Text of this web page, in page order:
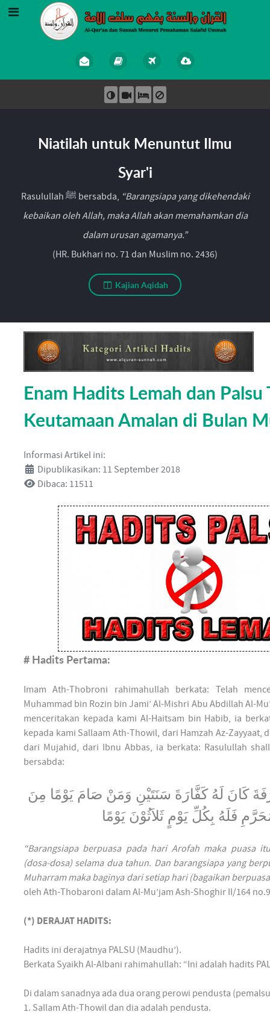
Niatilah untuk Menuntut Ilmu
Syar'i
Rasulullah ﷺ bersabda, “Barangsiapa yang dikehendaki
kebaikan oleh Allah, maka Allah akan memahamkan dia
dalam urusan agamanya.”
(HR. Bukhari no. 71 dan Muslim no. 2436)
Kajian Aqidah
Enam Hadits Lemah dan Palsu
Keutamaan Amalan di Bulan
Informasi Artikel ini:
Dipublikasikan: 11 September 2018
Dibaca: 11511
# Hadits Pertama:
Imam Ath-Thobroni rahimahullah berkata: Telah
Muhammad bin Rozin bin Jami’ Al-Mishri Abu Abdillah Al-
menceritakan kepada kami Al-Haitsam bin Habib, ia
kepada kami Sallaam Ath-Thowil, dari Hamzah Az-Zayyaat,
dari Mujahid, dari Ibnu Abbas, ia berkata: Rasulullah
bersabda:
كَانَ لَهُ كَفَّارَةَ سَنَتَيْنِ وَمَنْ صَامَ يَوْمًا مِنَ
فَلَهُ بِكُلِّ يَوْمٍ ثَلاَثُوْنَ يَوْمًا
“Barangsiapa berpuasa pada hari Arofah maka puasa
(dosa-dosa) selama dua tahun. Dan barangsiapa yang
Muharram maka baginya dari setiap hari (bagaikan
oleh Ath-Thobaroni dalam Al-Mu’jam Ash-Shoghir II/164
(*) DERAJAT HADITS:
Hadits ini derajatnya PALSU (Maudhu’).
Berkata Syaikh Al-Albani rahimahullah: “Ini adalah hadits
Di dalam sanadnya ada dua orang perowi pendusta
1. Sallam Ath-Thowil dan dia adalah pendusta.